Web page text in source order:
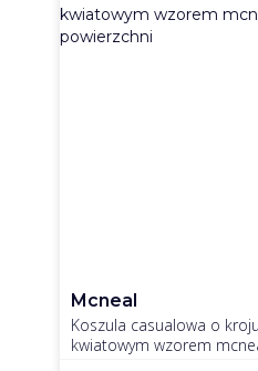
Mcneal
Koszula casualowa o
kwiatowym wzorem